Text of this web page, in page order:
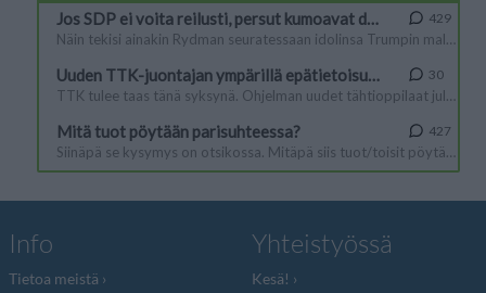
Info
Tietoa meistä
Yhteistyössä
Kesä!